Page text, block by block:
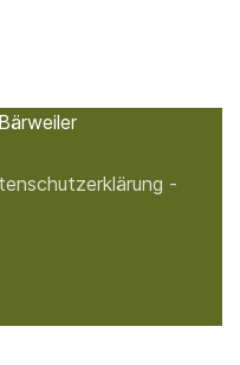
-